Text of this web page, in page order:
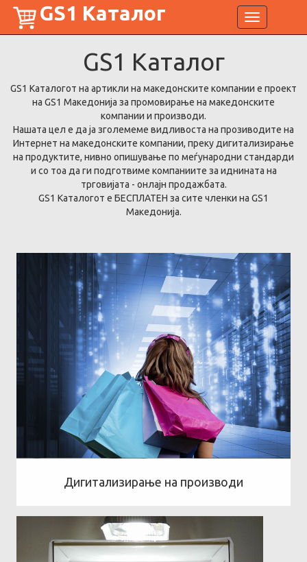
Toggle
navigation
GS1 Каталог
GS1 Каталог
GS1 Каталогот на артикли на македонските компании е проект
на GS1 Македонија за промовирање на македонските
компании и производи.
Нашата цел е да ја зголемеме видливоста на прозиводите на
Интернет на македонските компании, преку дигитализирање
на продуктите, нивно опишување по меѓународни стандарди
и со тоа да ги подготвиме компаниите за иднината на
трговијата - онлајн продажбата.
GS1 Каталогот е БЕСПЛАТЕН за сите членки на GS1
Македонија.
Дигитализирање на производи